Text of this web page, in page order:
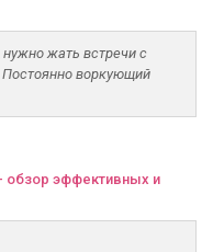
нужно жать встречи с
воркующий
обзор эффективных и